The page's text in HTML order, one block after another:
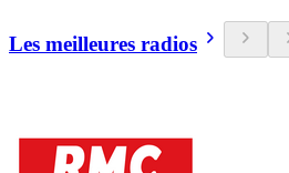
Les meilleures radios